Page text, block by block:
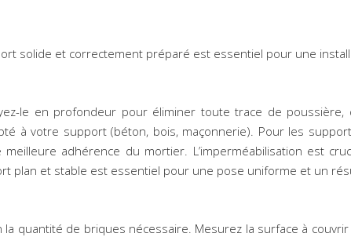
solide et correctement préparé est essentiel pour une
le en profondeur pour éliminer toute trace de
à votre support (béton, bois, maçonnerie). Pour les
meilleure adhérence du mortier. L’imperméabilisation est
plan et stable est essentiel pour une pose uniforme et un
quantité de briques nécessaire. Mesurez la surface à